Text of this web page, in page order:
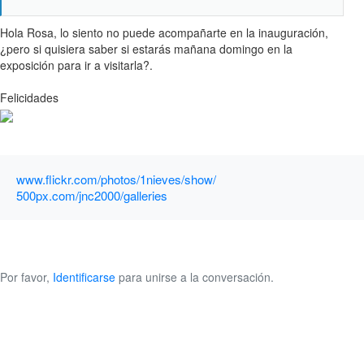
Hola Rosa, lo siento no puede acompañarte en la inauguración,
¿pero si quisiera saber si estarás mañana domingo en la
exposición para ir a visitarla?.
Felicidades
www.flickr.com/photos/1nieves/show/
500px.com/jnc2000/galleries
Por favor, Identificarse para unirse a la conversación.